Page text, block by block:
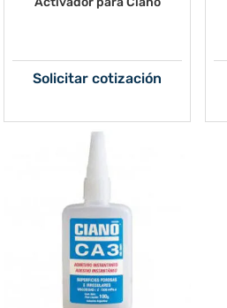
Solicitar cotización